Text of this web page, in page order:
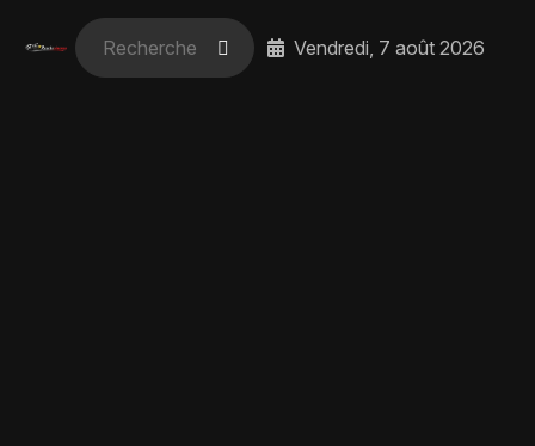
Vendredi, 7 août 2026